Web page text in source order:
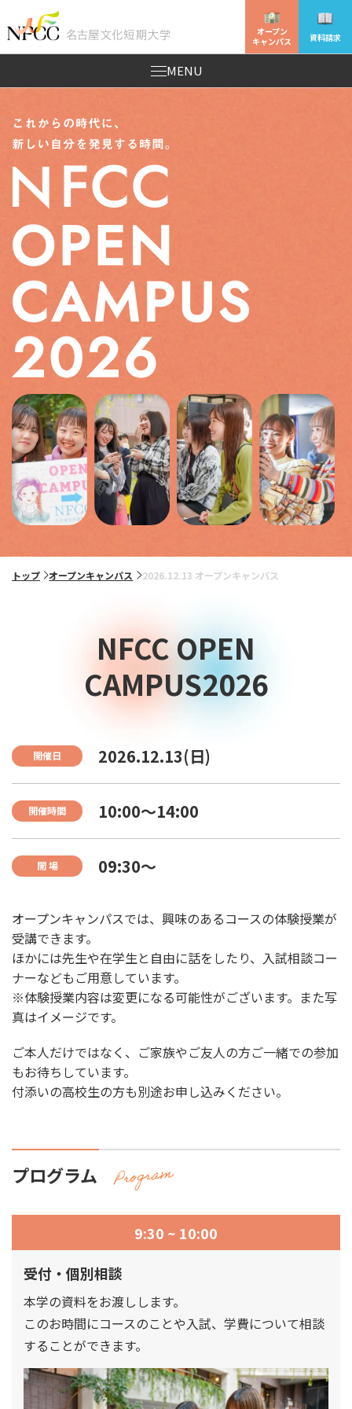
オープン
キャンパス
資料請求
MENU
トップ オープンキャンパス 2026.12.13 オープンキャンパス
NFCC OPEN
CAMPUS2026
開催日 2026.12.13(日)
開催時間 10:00〜14:00
開 場 09:30〜
オープンキャンパスでは、興味のあるコースの体験授業が
受講できます。
ほかには先生や在学生と自由に話をしたり、入試相談コー
ナーなどもご用意しています。
※体験授業内容は変更になる可能性がございます。また写
真はイメージです。
ご本人だけではなく、ご家族やご友人の方ご一緒での参加
もお待ちしています。
付添いの高校生の方も別途お申し込みください。
プログラム
9:30 ~ 10:00
受付・個別相談
本学の資料をお渡しします。
このお時間にコースのことや入試、学費について相談
することができます。